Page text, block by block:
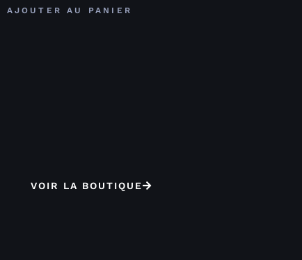
AJOUTER AU PANIER
VOIR LA BOUTIQUE